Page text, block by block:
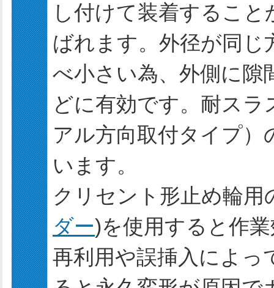
し付けて装着するこ
ばれます。外径が同じ
べ小さい為、外側に隙
どに有効です。耐スラ
アル方向取付タイプ）
います。
クリセント形止め輪用
ダー)を使用すると作
再利用や誤挿入によっ